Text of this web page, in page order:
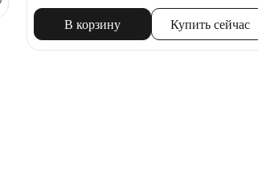
В корзину Купить сейчас